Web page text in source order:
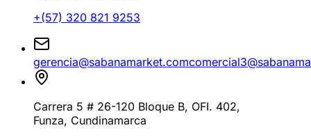
+(57) 320 821 9253
gerencia@sabanamarket.com
Carrera 5 # 26-120 Bloque B, OFI. 402,
Funza, Cundinamarca